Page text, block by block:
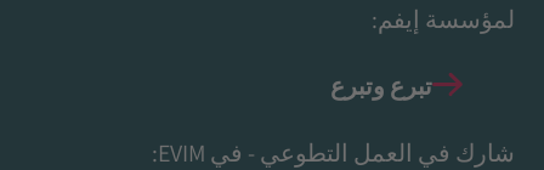
لمؤسسة إيفم:
تبرع وتبرع
شارك في العمل التطوعي - في EVIM: